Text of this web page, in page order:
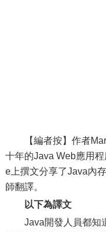
【編者按】作者
十年的Java Web應用
e上撰文分享了Java內
師翻譯。
以下為譯文
Java開發人員都知